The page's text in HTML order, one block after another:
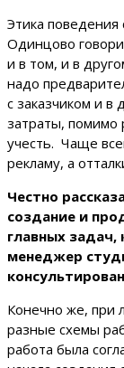
Этика поведения
Одинцово
и в том, и в
надо
с заказчиком и в
затраты, помимо
учесть. Чаще
рекламу, а
Честно
создание и
главных
менеджер
Конечно же, при
разные схемы
работа была